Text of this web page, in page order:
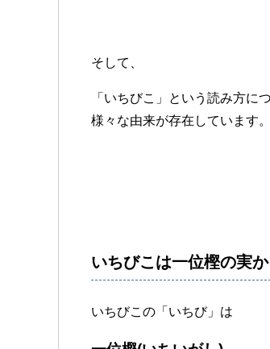
そして、
「いちびこ」という読み方に
様々な由来が存在しています。
いちびこは一位樫の実
いちびこの「いちび」は